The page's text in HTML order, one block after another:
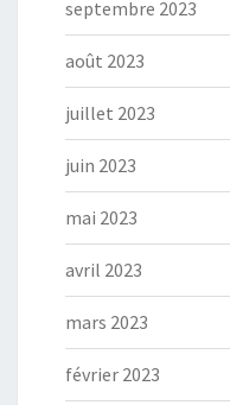
septembre 2023
août 2023
juillet 2023
juin 2023
mai 2023
avril 2023
mars 2023
février 2023